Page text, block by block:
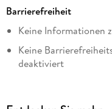
Dateigröße
2,31 MB
Altersempfehlung
ab 16 Jahre
Historische Romane |
Barrierefreiheit
Keine Informationen
Keine
deaktiviert